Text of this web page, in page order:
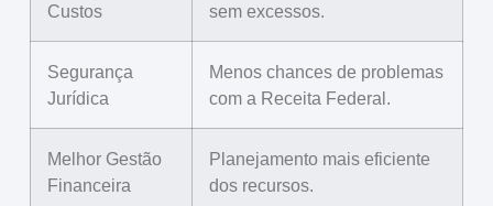
Custos
sem excessos.
Segurança
Jurídica
Menos chances de problemas
com a Receita Federal.
Melhor Gestão
Financeira
Planejamento mais eficiente
dos recursos.